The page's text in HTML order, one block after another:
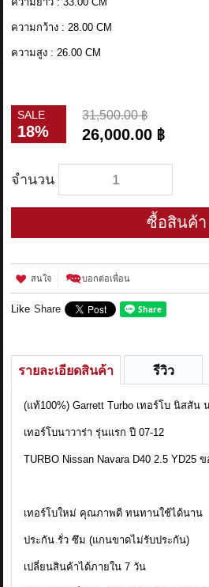
ความกว้าง : 28.00 CM
ความสูง : 26.00 CM
SALE
18%
31,500.00 ฿
26,000.00 ฿
จำนวน
ซื้อสินค้า
สนใจ บอกต่อเพื่อน
Like Share
รายละเอียดสินค้า รีวิว
(แท้100%) Garrett Turbo เทอร์โบ นิสสัน
เทอร์โบนาวาร่า รุ่นแรก ปี 07-12
TURBO Nissan Navara D40 2.5 YD25
เทอร์โบใหม่ คุณภาพดี ทนทานใช้ได้นาน
ประกัน รั่ว ซึม (แกนขาดไม่รับประกัน)
เปลี่ยนสินค้าได้ภายใน 7 วัน